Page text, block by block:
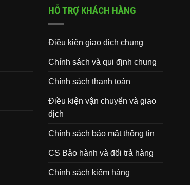
HỖ TRỢ KHÁCH HÀNG
Điều kiện giao dịch chung
Chính sách và qui định chung
Chính sách thanh toán
Điều kiện vận chuyển và giao
dịch
Chính sách bảo mật thông tin
CS Bảo hành và đổi trả hàng
Chính sách kiểm hàng